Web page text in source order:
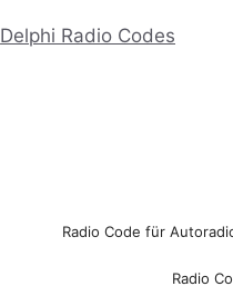
Delphi Radio Codes
Radio Code für
Radio